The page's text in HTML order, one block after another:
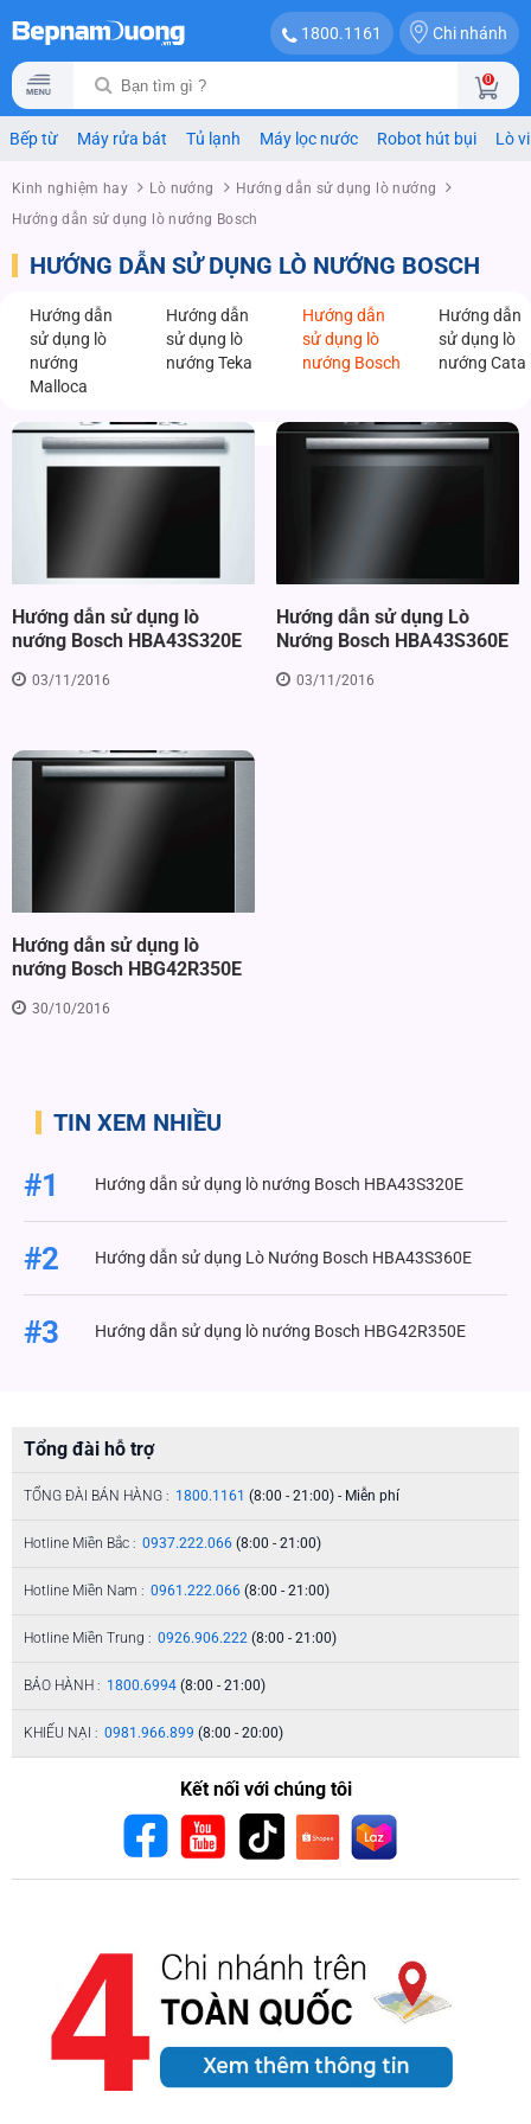
1800.1161 Chi nhánh
0
Bếp từ Máy rửa bát Tủ lạnh Máy lọc nước Robot hút bụi Lò
Kinh nghiệm hay Lò nướng
Hướng dẫn sử dụng lò nướng
Hướng dẫn sử dụng lò nướng Bosch
HƯỚNG DẪN SỬ DỤNG LÒ NƯỚNG BOSCH
Hướng dẫn
sử dụng lò
nướng
Malloca
Hướng dẫn
sử dụng lò
nướng Teka
Hướng dẫn
sử dụng lò
nướng Bosch
Hướng dẫn
sử dụng lò
nướng Cata
Hướng dẫn sử dụng lò
nướng Bosch HBA43S320E
03/11/2016
Hướng dẫn sử dụng Lò
Nướng Bosch HBA43S360E
03/11/2016
Hướng dẫn sử dụng lò
nướng Bosch HBG42R350E
30/10/2016
TIN XEM NHIỀU
#1 Hướng dẫn sử dụng lò nướng Bosch HBA43S320E
#2 Hướng dẫn sử dụng Lò Nướng Bosch HBA43S360E
#3 Hướng dẫn sử dụng lò nướng Bosch HBG42R350E
Tổng đài hỗ trợ
TỔNG ĐÀI BÁN HÀNG : 1800.1161 (8:00 - 21:00) - Miễn phí
Hotline Miền Bắc : 0937.222.066 (8:00 - 21:00)
Hotline Miền Nam : 0961.222.066 (8:00 - 21:00)
Hotline Miền Trung : 0926.906.222 (8:00 - 21:00)
BẢO HÀNH : 1800.6994 (8:00 - 21:00)
KHIẾU NẠI : 0981.966.899 (8:00 - 20:00)
Kết nối với chúng tôi